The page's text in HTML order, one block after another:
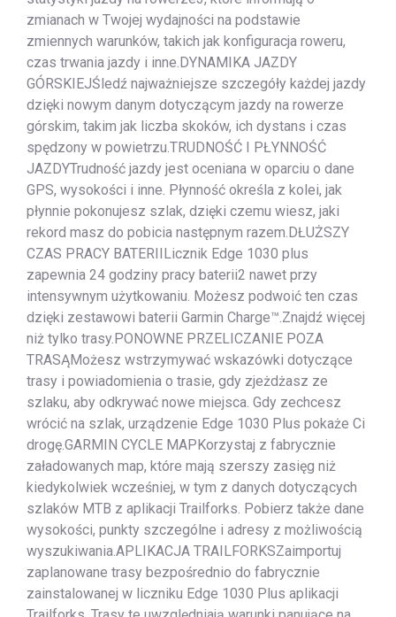
zmianach w Twojej wydajności na podstawie
zmiennych warunków, takich jak konfiguracja roweru,
czas trwania jazdy i inne.DYNAMIKA JAZDY
GÓRSKIEJŚledź najważniejsze szczegóły każdej jazdy
dzięki nowym danym dotyczącym jazdy na rowerze
górskim, takim jak liczba skoków, ich dystans i czas
spędzony w powietrzu.TRUDNOŚĆ I PŁYNNOŚĆ
JAZDYTrudność jazdy jest oceniana w oparciu o dane
GPS, wysokości i inne. Płynność określa z kolei, jak
płynnie pokonujesz szlak, dzięki czemu wiesz, jaki
rekord masz do pobicia następnym razem.DŁUŻSZY
CZAS PRACY BATERIILicznik Edge 1030 plus
zapewnia 24 godziny pracy baterii2 nawet przy
intensywnym użytkowaniu. Możesz podwoić ten czas
dzięki zestawowi baterii Garmin Charge™.Znajdź więcej
niż tylko trasy.PONOWNE PRZELICZANIE POZA
TRASĄMożesz wstrzymywać wskazówki dotyczące
trasy i powiadomienia o trasie, gdy zjeżdżasz ze
szlaku, aby odkrywać nowe miejsca. Gdy zechcesz
wrócić na szlak, urządzenie Edge 1030 Plus pokaże Ci
drogę.GARMIN CYCLE MAPKorzystaj z fabrycznie
załadowanych map, które mają szerszy zasięg niż
kiedykolwiek wcześniej, w tym z danych dotyczących
szlaków MTB z aplikacji Trailforks. Pobierz także dane
wysokości, punkty szczególne i adresy z możliwością
wyszukiwania.APLIKACJA TRAILFORKSZaimportuj
zaplanowane trasy bezpośrednio do fabrycznie
zainstalowanej w liczniku Edge 1030 Plus aplikacji